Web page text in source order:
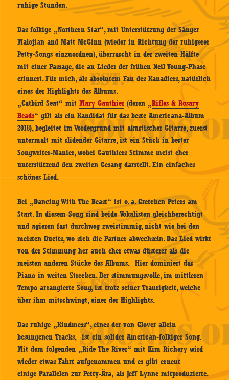
ruhige Stunden.
Das folkige „Northern Star“, mit Unterstützung der Sänger
Malojian and Matt McGinn (wieder in Richtung der ruhigerer
Petty-Songs einzuordnen), überrascht in der zweiten Hälfte
mit einer Passage, die an Lieder der frühen Neil Young-Phase
erinnert. Für mich, als absolutem Fan des Kanadiers, natürlich
eines der Highlights des Albums.
„Catbird Seat“ mitMary Gauthier (deren „Rifles & Rosary
Beads“ gilt als ein Kandidat für das beste Americana-Album
2018), begleitet im Vordergrund mit akustischer Gitarre, zuerst
untermalt mit slidender Gitarre, ist ein Stück in bester
Songwriter-Manier, wobei Gauthiers Stimme meist eher
unterstützend den zweiten Gesang darstellt. Ein einfaches
schönes Lied.
Bei „Dancing With The Beast“ ist o. a. Gretchen Peters am
Start. In diesem Song sind beide Vokalisten gleichberechtigt
und agieren fast durchweg zweistimmig, nicht wie bei den
meisten Duetts, wo sich die Partner abwechseln. Das Lied wirkt
von der Stimmung her auch eher etwas düsterer als die
meisten anderen Stücke des Albums. Hier dominiert das
Piano in weiten Strecken. Der stimmungsvolle, im mittleren
Tempo arrangierte Song, ist trotz seiner Traurigkeit, welche
über ihm mitschwingt, einer der Highlights.
Das ruhige „Kindmess“, eines der von Glover allein
besungenen Tracks, ist ein solider American-folkiger Song.
Mit dem folgenden „Ride The River“ mit Kim Richery wird
wieder etwas Fahrt aufgenommen und es gibt erneut
einige Parallelen zur Petty-Ära, als Jeff Lynne mitproduzierte.